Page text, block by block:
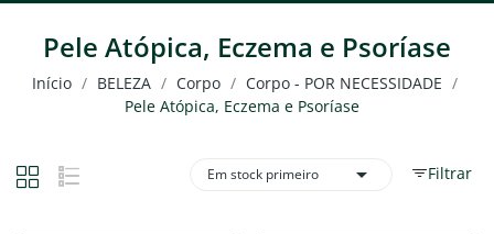
Pele Atópica, Eczema e Psoríase
Início BELEZA Corpo
Corpo - POR NECESSIDADE
Pele Atópica, Eczema e Psoríase
Filtrar
Em stock primeiro 